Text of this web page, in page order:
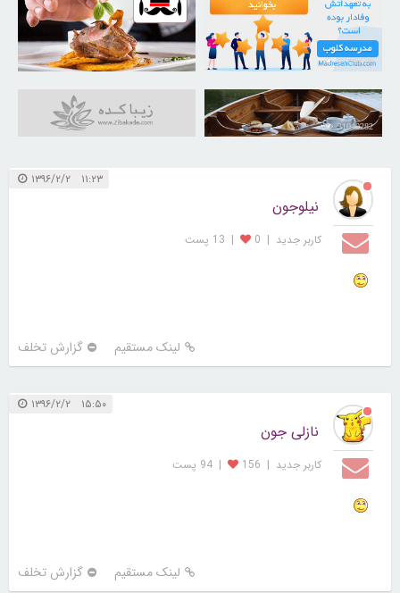
21728420
30255125
31040282
۱۱:۲۳ ۱۳۹۶/۲/۲
نیلوجون
کاربر جديد |
0
| 13 پست
لینک مستقیم گزارش تخلف
۱۵:۵۰ ۱۳۹۶/۲/۲
نازلی جون
کاربر جديد |
156
| 94 پست
لینک مستقیم گزارش تخلف